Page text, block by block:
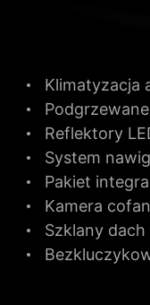
Klimatyzacja
Reflektory
System
Pakiet
Kamera
Szklany dach